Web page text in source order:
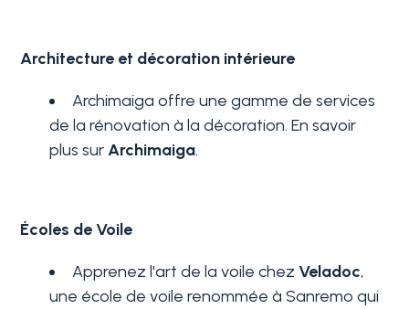
Architecture et décoration intérieure
Archimaiga offre une gamme de services
de la rénovation à la décoration. En savoir
plus surArchimaiga.
Écoles de Voile
Apprenez l'art de la voile chez Veladoc,
une école de voile renommée à Sanremo qui
N'importe quel